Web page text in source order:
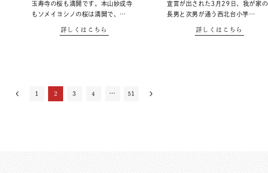
玉寿寺の桜も満開です。本山妙成寺
もソメイヨシノの桜は満開で、…
詳しくはこちら
宣言が出された3月29日、我が家の
長男と次男が通う西北台小学…
詳しくはこちら
1 2 3 4 … 51